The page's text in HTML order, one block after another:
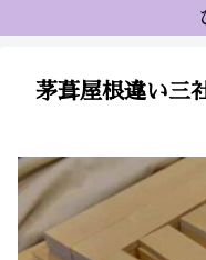
茅葺屋根違い三